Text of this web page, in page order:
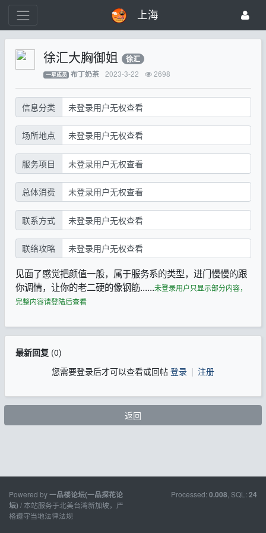
上海
徐汇大胸御姐 徐汇
一星成员 布丁奶茶 2023-3-22 2698
信息分类 未登录用户无权查看
场所地点 未登录用户无权查看
服务项目 未登录用户无权查看
总体消费 未登录用户无权查看
联系方式 未登录用户无权查看
联络攻略 未登录用户无权查看
见面了感觉把颜值一般，属于服务系的类型，进门慢慢的跟
你调情，让你的老二硬的像钢筋......未登录用户只显示部分内容，
完整内容请登陆后查看
最新回复(0)
您需要登录后才可以查看或回帖 登录 | 注册
返回
Powered by一品楼论坛(一品探花论
坛)/ 本站服务于北美台湾新加坡，严
格遵守当地法律法规
Processed: 0.008 , SQL: 24